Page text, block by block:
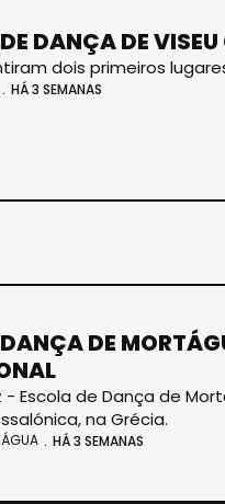
DANÇA DE
dois primeiros
HÁ 3 SEMANAS
DE
- Escola de Dança de
na Grécia.
HÁ 3 SEMANAS